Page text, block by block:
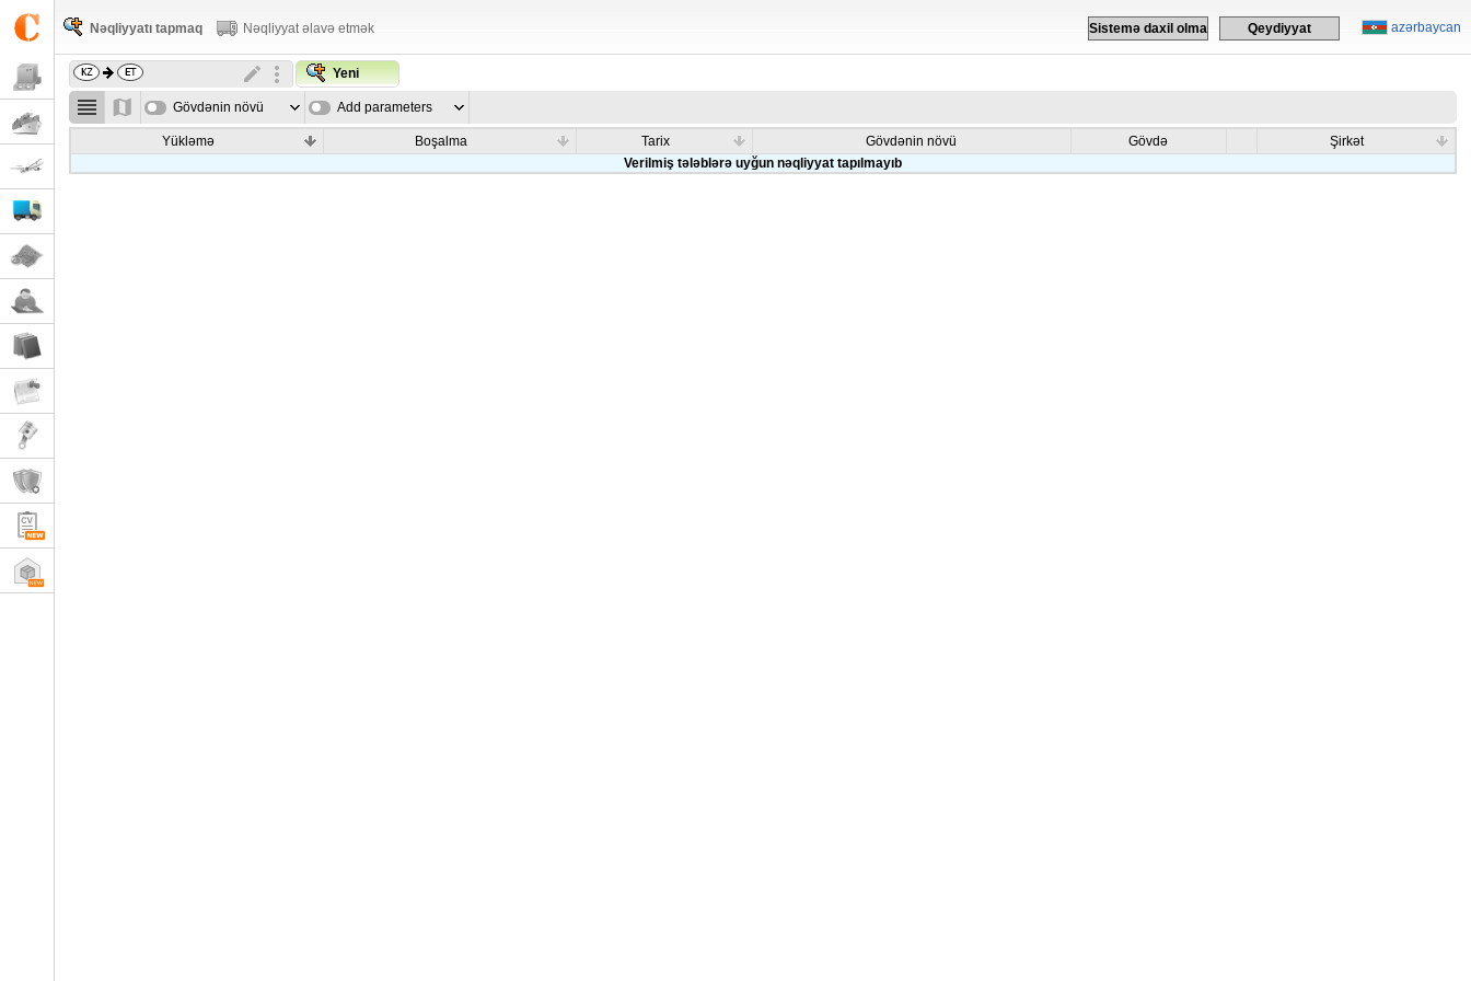
azərbaycan
Sistemə daxil olma Qeydiyyat
Nəqliyyatı tapmaq Nəqliyyat əlavə etmək
Yeni
Gövdənin növü Add parameters
Yükləmə Boşalma Tarix Gövdənin növü Gövdə
Şirkət
Verilmiş tələblərə uyğun nəqliyyat tapılmayıb